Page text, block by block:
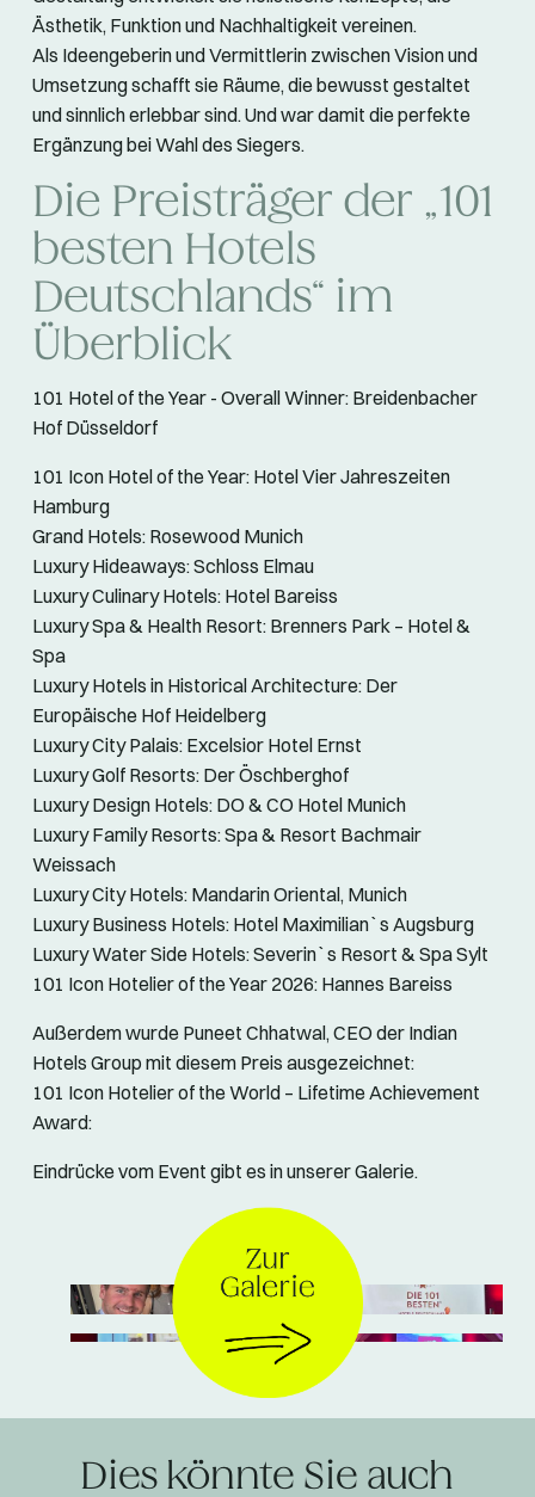
Ästhetik, Funktion und Nachhaltigkeit vereinen.
Als Ideengeberin und Vermittlerin zwischen Vision und
Umsetzung schafft sie Räume, die bewusst gestaltet
und sinnlich erlebbar sind. Und war damit die perfekte
Ergänzung bei Wahl des Siegers.
Die Preisträger der „101
besten Hotels
Deutschlands“ im
Überblick
101 Hotel of the Year - Overall Winner: Breidenbacher
Hof Düsseldorf
101 Icon Hotel of the Year: Hotel Vier Jahreszeiten
Hamburg
Grand Hotels: Rosewood Munich
Luxury Hideaways: Schloss Elmau
Luxury Culinary Hotels: Hotel Bareiss
Luxury Spa & Health Resort: Brenners Park – Hotel &
Spa
Luxury Hotels in Historical Architecture: Der
Europäische Hof Heidelberg
Luxury City Palais: Excelsior Hotel Ernst
Luxury Golf Resorts: Der Öschberghof
Luxury Design Hotels: DO & CO Hotel Munich
Luxury Family Resorts: Spa & Resort Bachmair
Weissach
Luxury City Hotels: Mandarin Oriental, Munich
Luxury Business Hotels: Hotel Maximilian`s Augsburg
Luxury Water Side Hotels: Severin`s Resort & Spa Sylt
101 Icon Hotelier of the Year 2026: Hannes Bareiss
Außerdem wurde Puneet Chhatwal, CEO der Indian
Hotels Group mit diesem Preis ausgezeichnet:
101 Icon Hotelier of the World – Lifetime Achievement
Award:
Eindrücke vom Event gibt es in unserer Galerie.
Dies könnte Sie auch